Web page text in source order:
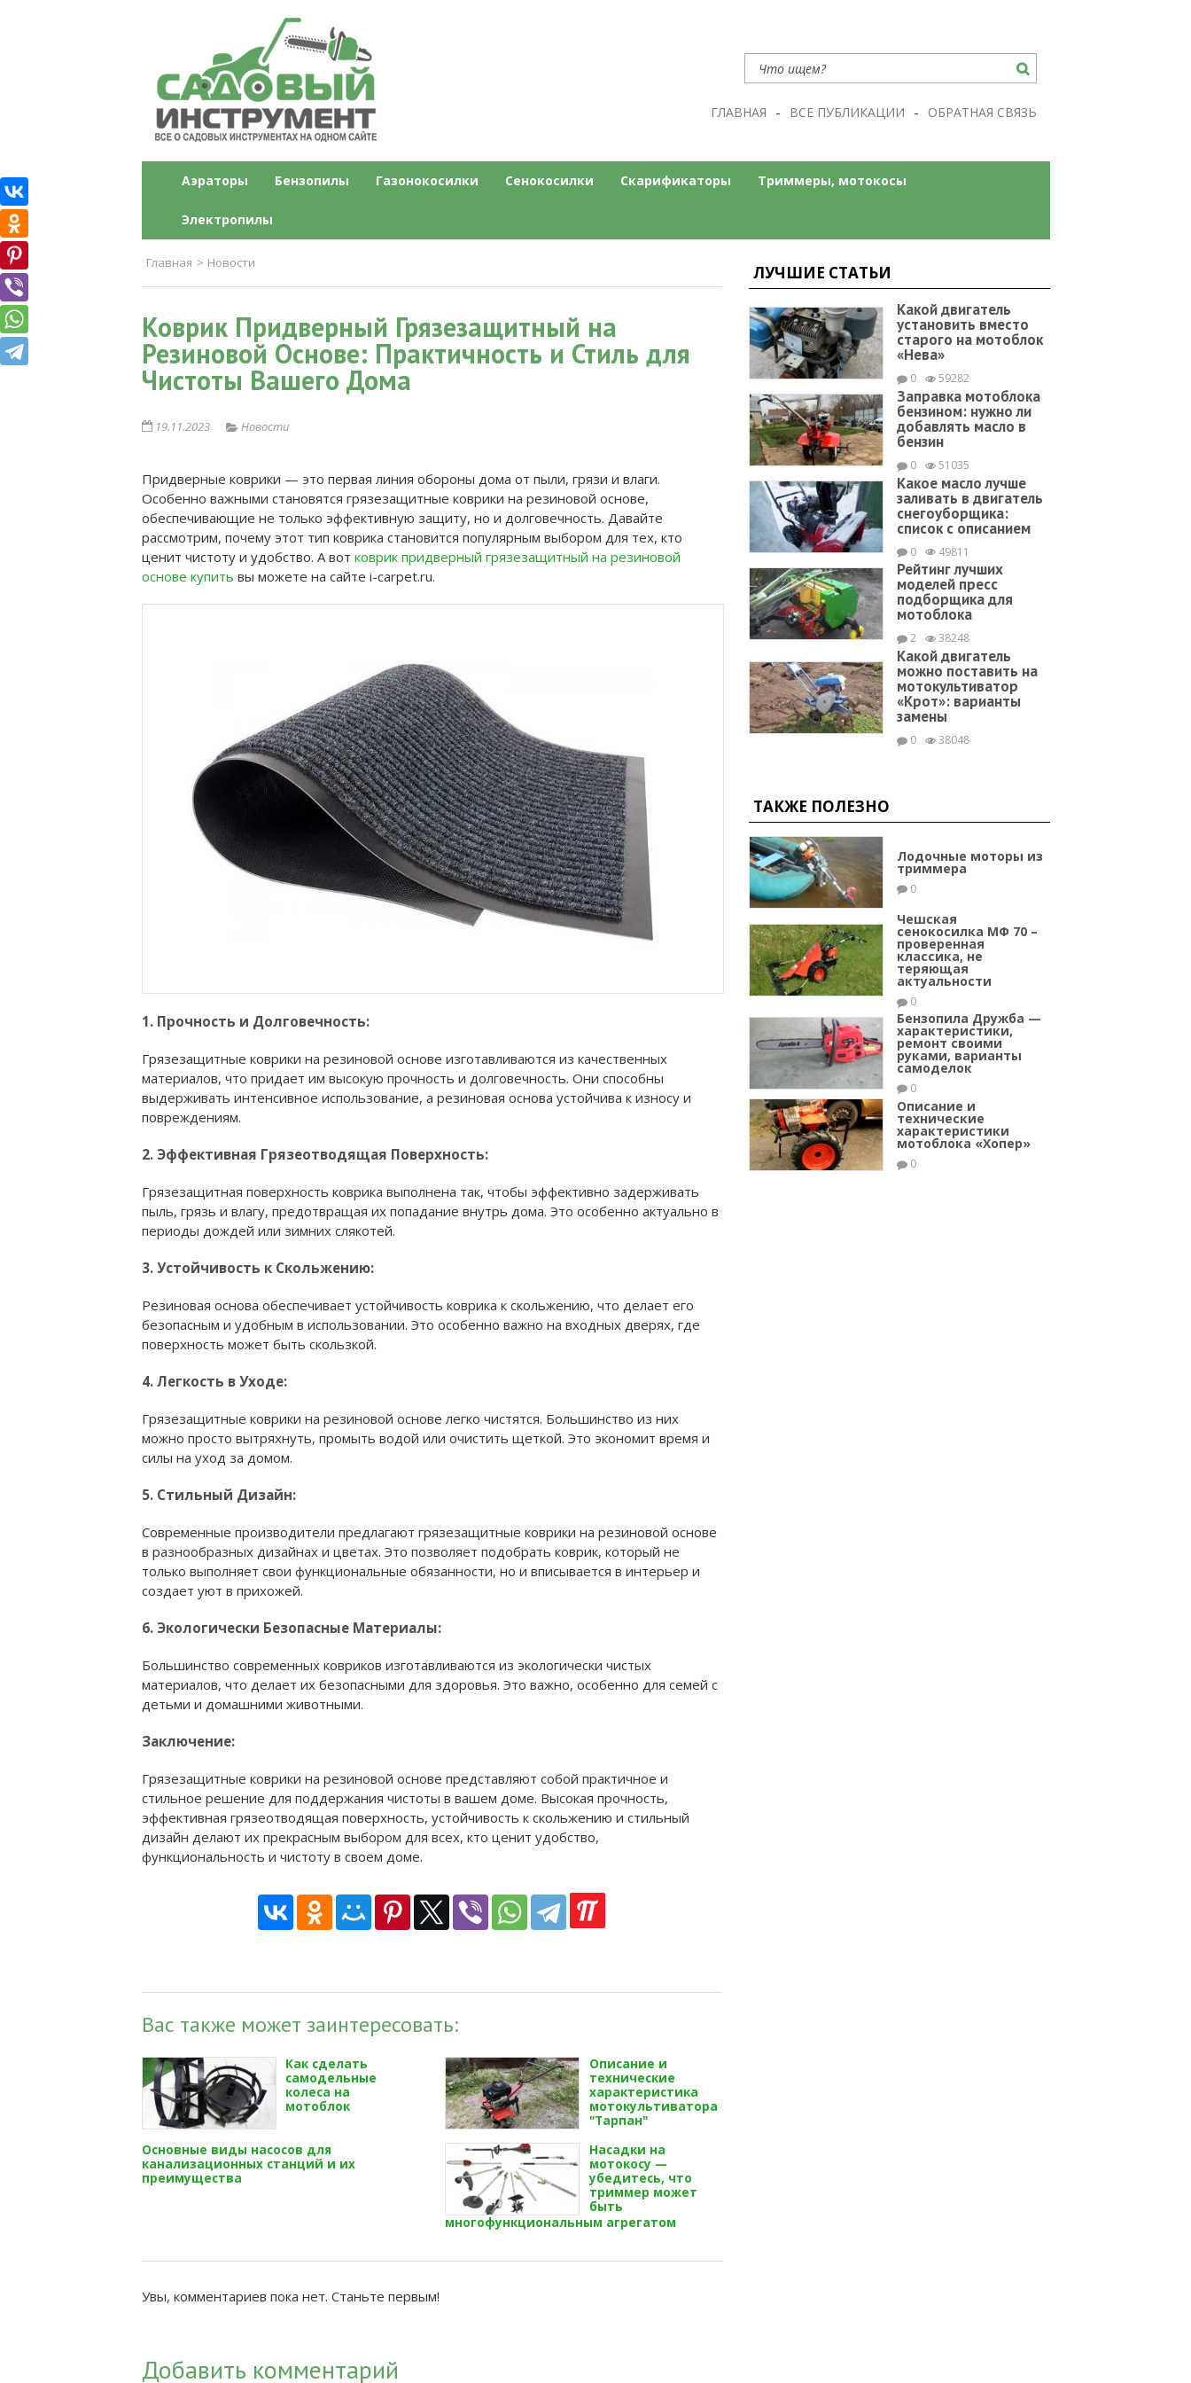
Садовый инструмент
Все о садовых инструментах на одном сайте
ГЛАВНАЯ ВСЕ ПУБЛИКАЦИИ ОБРАТНАЯ СВЯЗЬ
Аэраторы Бензопилы Газонокосилки Сенокосилки Скарификаторы Триммеры, мотокосы
Электропилы
Главная > Новости
Коврик Придверный Грязезащитный на
Резиновой Основе: Практичность и Стиль для
Чистоты Вашего Дома
19.11.2023 Новости
Придверные коврики — это первая линия обороны дома от пыли, грязи и влаги.
Особенно важными становятся грязезащитные коврики на резиновой основе,
обеспечивающие не только эффективную защиту, но и долговечность. Давайте
рассмотрим, почему этот тип коврика становится популярным выбором для тех, кто
ценит чистоту и удобство. А вот коврик придверный грязезащитный на резиновой
основе купить вы можете на сайте i-carpet.ru.
1. Прочность и Долговечность:
Грязезащитные коврики на резиновой основе изготавливаются из качественных
материалов, что придает им высокую прочность и долговечность. Они способны
выдерживать интенсивное использование, а резиновая основа устойчива к износу и
повреждениям.
2. Эффективная Грязеотводящая Поверхность:
Грязезащитная поверхность коврика выполнена так, чтобы эффективно задерживать
пыль, грязь и влагу, предотвращая их попадание внутрь дома. Это особенно актуально в
периоды дождей или зимних слякотей.
3. Устойчивость к Скольжению:
Резиновая основа обеспечивает устойчивость коврика к скольжению, что делает его
безопасным и удобным в использовании. Это особенно важно на входных дверях, где
поверхность может быть скользкой.
4. Легкость в Уходе:
Грязезащитные коврики на резиновой основе легко чистятся. Большинство из них
можно просто вытряхнуть, промыть водой или очистить щеткой. Это экономит время и
силы на уход за домом.
5. Стильный Дизайн:
Современные производители предлагают грязезащитные коврики на резиновой основе
в разнообразных дизайнах и цветах. Это позволяет подобрать коврик, который не
только выполняет свои функциональные обязанности, но и вписывается в интерьер и
создает уют в прихожей.
6. Экологически Безопасные Материалы:
Большинство современных ковриков изготавливаются из экологически чистых
материалов, что делает их безопасными для здоровья. Это важно, особенно для семей с
детьми и домашними животными.
Заключение:
Грязезащитные коврики на резиновой основе представляют собой практичное и
стильное решение для поддержания чистоты в вашем доме. Высокая прочность,
эффективная грязеотводящая поверхность, устойчивость к скольжению и стильный
дизайн делают их прекрасным выбором для всех, кто ценит удобство,
функциональность и чистоту в своем доме.
Вас также может заинтересовать:
Как сделать
самодельные
колеса на
мотоблок
Описание и
технические
характеристика
мотокультиватора
"Тарпан"
Основные виды насосов для
канализационных станций и их
преимущества
Насадки на
мотокосу —
убедитесь, что
триммер может
быть
многофункциональным агрегатом
Увы, комментариев пока нет. Станьте первым!
Добавить комментарий
ЛУЧШИЕ СТАТЬИ
Какой двигатель
установить вместо
старого на мотоблок
«Нева»
0 59282
Заправка мотоблока
бензином: нужно ли
добавлять масло в
бензин
0 51035
Какое масло лучше
заливать в двигатель
снегоуборщика:
список с описанием
0 49811
Рейтинг лучших
моделей пресс
подборщика для
мотоблока
2 38248
Какой двигатель
можно поставить на
мотокультиватор
«Крот»: варианты
замены
0 38048
ТАКЖЕ ПОЛЕЗНО
Лодочные моторы из
триммера
0
Чешская
сенокосилка МФ 70 –
проверенная
классика, не
теряющая
актуальности
0
Бензопила Дружба —
характеристики,
ремонт своими
руками, варианты
самоделок
0
Описание и
технические
характеристики
мотоблока «Хопер»
0